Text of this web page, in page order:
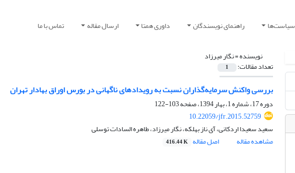
سیاست‌ها راهنمای نویسندگان داوری همتا ارسال مقاله تماس با ما
نویسنده =نگار میرزاد
تعداد مقالات: 1
بررسی واکنش سرمایه‌گذاران نسبت به رویدادهای ناگهانی در بورس اوراق بهادار تهران
دوره 17، شماره 1، بهار 1394، صفحه
103-122
10.22059/jfr.2015.52759
سعید سعیدا اردکانی، آی ناز بهلکه، نگار میرزاد، طاهره السادات توسلی
مشاهده مقاله
اصل مقاله 416.44 K